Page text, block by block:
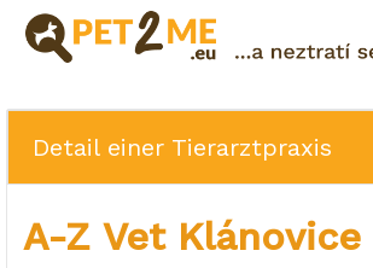
Login
Katalog
Detail einer Tierarztpraxis
A-Z Vet Klánovice